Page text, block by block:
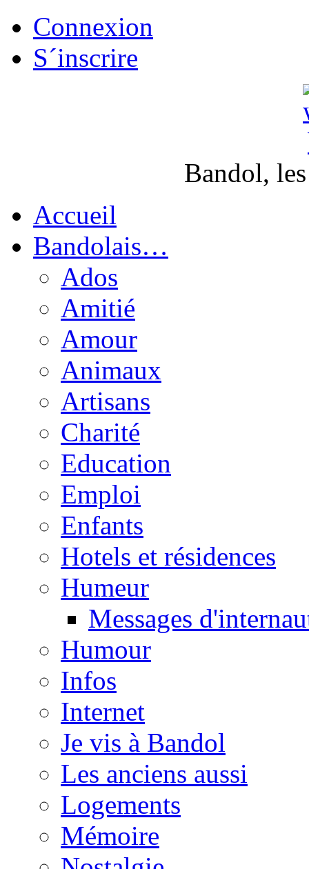
Connexion
S´inscrire
Bandol,
Accueil
Bandolais…
Ados
Amitié
Amour
Animaux
Artisans
Charité
Education
Emploi
Enfants
Hotels et résidences
Humeur
Messages
Humour
Infos
Internet
Je vis à Bandol
Les anciens aussi
Logements
Mémoire